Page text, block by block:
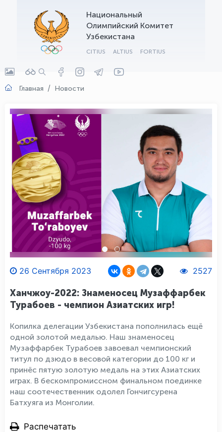
Национальный
Олимпийский Комитет
Узбекистана
CITIUS ALTIUS FORTIUS
Главная Новости
26 Сентября 2023 2527
Ханчжоу-2022: Знаменосец Музаффарбек
Турабоев - чемпион Азиатских игр!
Копилка делегации Узбекистана пополнилась ещё
одной золотой медалью. Наш знаменосец
Музаффарбек Турабоев завоевал чемпионский
титул по дзюдо в весовой категории до 100 кг и
принёс пятую золотую медаль на этих Азиатских
играх. В бескомпромиссном финальном поединке
наш соотечественник одолел Гончигсурена
Батхуяга из Монголии.
Распечатать
OLYMPCHIK AI - yordamchi
Онлайн · olympic.uz